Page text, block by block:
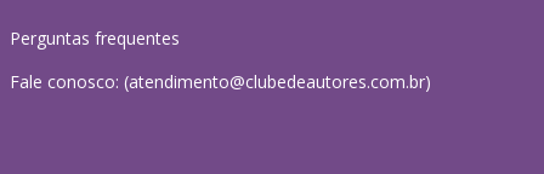
Perguntas frequentes
Fale conosco: (atendimento@clubedeautores.com.br)